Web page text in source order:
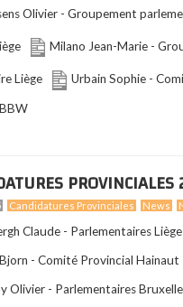
Olivier - Groupement
Milano Jean-Marie -
Liège Urbain Sophie -
Candidatures Provinciales News
Claude - Parlementaires Liège
- Comité Provincial Hainaut
Olivier - Parlementaires